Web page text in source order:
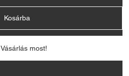
Kosárba
Vásárlás most!